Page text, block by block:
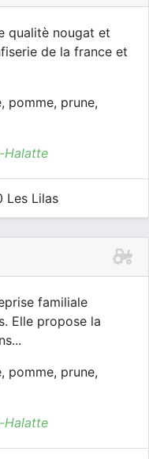
qualitè nougat et
de la france et
pomme, prune,
Halatte
Les Lilas
familiale
Elle propose la
pomme, prune,
Halatte